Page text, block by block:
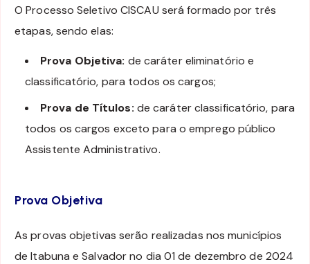
O Processo Seletivo CISCAU será formado por três
etapas, sendo elas:
Prova Objetiva: de caráter eliminatório e
classificatório, para todos os cargos;
Prova de Títulos: de caráter classificatório, para
todos os cargos exceto para o emprego público
Assistente Administrativo.
Prova Objetiva
As provas objetivas serão realizadas nos municípios
de Itabuna e Salvador no dia 01 de dezembro de 2024